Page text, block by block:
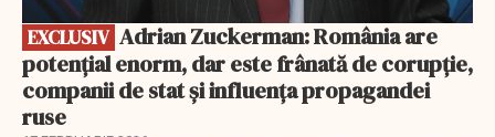
EXCLUSIV
potențial enorm, dar este frânată de corupție,
companii de stat și influența propagandei
ruse